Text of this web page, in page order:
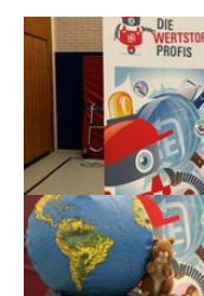
Show larger version
Show larger version